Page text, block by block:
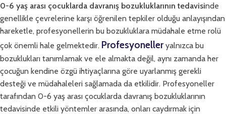
0-6 yaş arası çocuklarda davranış bozukluklarının tedavisinde
genellikle çevrelerine karşı öğrenilen tepkiler olduğu anlayışından
hareketle, profesyonellerin bu bozukluklara müdahale etme rolü
çok önemli hale gelmektedir. Profesyoneller yalnızca bu
bozuklukları tanımlamak ve ele almakta değil, aynı zamanda her
çocuğun kendine özgü ihtiyaçlarına göre uyarlanmış gerekli
desteği ve müdahaleleri sağlamada da etkilidir. Profesyoneller
tarafından 0-6 yaş arası çocuklarda davranış bozukluklarının
tedavisinde etkili yöntemler arasında, onları caydırmak için